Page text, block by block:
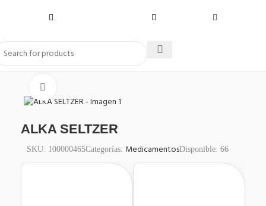
ALKA SELTZER
SKU: 100000465Categorías: MedicamentosDisponible: 66